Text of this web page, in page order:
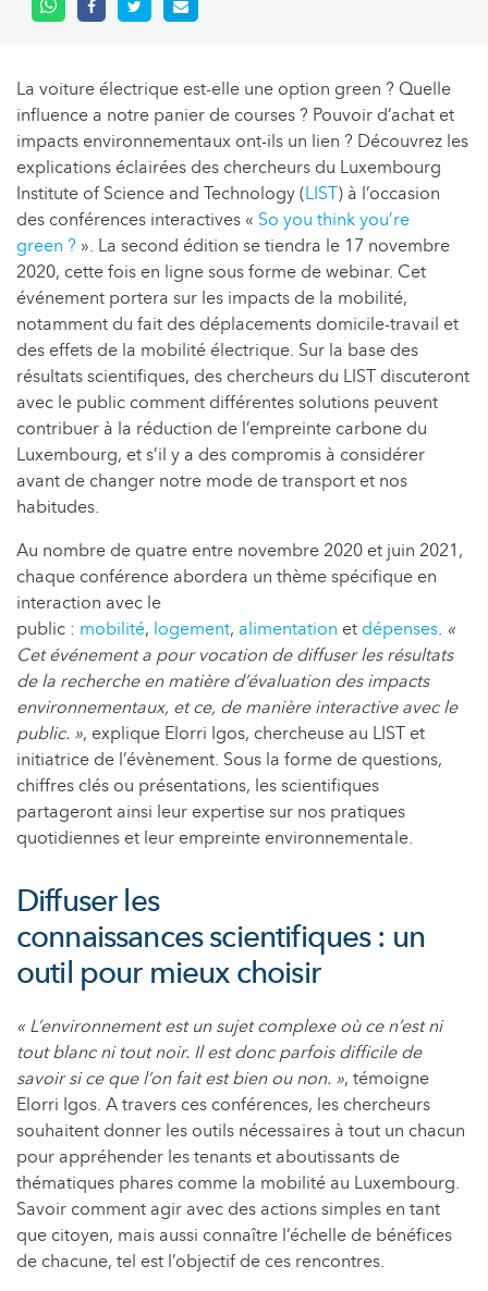
La voiture électrique est-elle une option green ? Quelle
influence a notre panier de courses ? Pouvoir d’achat et
impacts environnementaux ont-ils un lien ? Découvrez les
explications éclairées des chercheurs du Luxembourg
Institute of Science and Technology (LIST) à l’occasion
des conférences interactives « So you think you’re
green ? ». La second édition se tiendra le 17 novembre
2020, cette fois en ligne sous forme de webinar. Cet
événement portera sur les impacts de la mobilité,
notamment du fait des déplacements domicile-travail et
des effets de la mobilité électrique. Sur la base des
résultats scientifiques, des chercheurs du LIST discuteront
avec le public comment différentes solutions peuvent
contribuer à la réduction de l’empreinte carbone du
Luxembourg, et s’il y a des compromis à considérer
avant de changer notre mode de transport et nos
habitudes.
Au nombre de quatre entre novembre 2020 et juin 2021,
chaque conférence abordera un thème spécifique en
interaction avec le
public : mobilité, logement, alimentation et dépenses. «
Cet événement a pour vocation de diffuser les résultats
de la recherche en matière d’évaluation des impacts
environnementaux, et ce, de manière interactive avec le
public. », explique Elorri Igos, chercheuse au LIST et
initiatrice de l’évènement. Sous la forme de questions,
chiffres clés ou présentations, les scientifiques
partageront ainsi leur expertise sur nos pratiques
quotidiennes et leur empreinte environnementale.
Diffuser les
connaissances scientifiques : un
outil pour mieux choisir
« L’environnement est un sujet complexe où ce n’est ni
tout blanc ni tout noir. Il est donc parfois difficile de
savoir si ce que l’on fait est bien ou non. », témoigne
Elorri Igos. A travers ces conférences, les chercheurs
souhaitent donner les outils nécessaires à tout un chacun
pour appréhender les tenants et aboutissants de
thématiques phares comme la mobilité au Luxembourg.
Savoir comment agir avec des actions simples en tant
que citoyen, mais aussi connaître l’échelle de bénéfices
de chacune, tel est l’objectif de ces rencontres.